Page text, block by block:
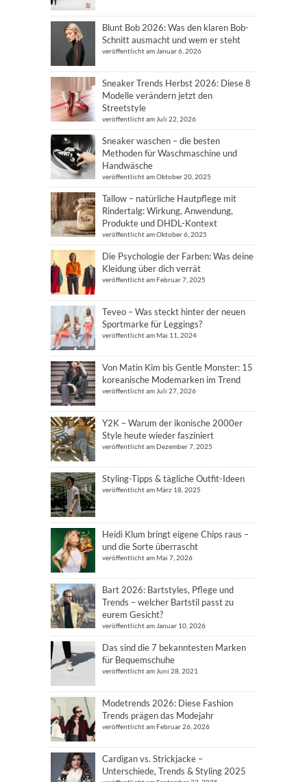
Blunt Bob 2026: Was den klaren Bob-
Schnitt ausmacht und wem er steht
veröffentlicht am Januar 6, 2026
Sneaker Trends Herbst 2026: Diese 8
Modelle verändern jetzt den
Streetstyle
veröffentlicht am Juli 22, 2026
Sneaker waschen – die besten
Methoden für Waschmaschine und
Handwäsche
veröffentlicht am Oktober 20, 2025
Tallow – natürliche Hautpflege mit
Rindertalg: Wirkung, Anwendung,
Produkte und DHDL-Kontext
veröffentlicht am Oktober 6, 2025
Die Psychologie der Farben: Was deine
Kleidung über dich verrät
veröffentlicht am Februar 7, 2025
Teveo – Was steckt hinter der neuen
Sportmarke für Leggings?
veröffentlicht am Mai 11, 2024
Von Matin Kim bis Gentle Monster: 15
koreanische Modemarken im Trend
veröffentlicht am Juli 27, 2026
Y2K – Warum der ikonische 2000er
Style heute wieder fasziniert
veröffentlicht am Dezember 7, 2025
Styling-Tipps & tägliche Outfit-Ideen
veröffentlicht am März 18, 2025
Heidi Klum bringt eigene Chips raus –
und die Sorte überrascht
veröffentlicht am Mai 7, 2026
Bart 2026: Bartstyles, Pflege und
Trends – welcher Bartstil passt zu
eurem Gesicht?
veröffentlicht am Januar 10, 2026
Das sind die 7 bekanntesten Marken
für Bequemschuhe
veröffentlicht am Juni 28, 2021
Modetrends 2026: Diese Fashion
Trends prägen das Modejahr
veröffentlicht am Februar 26, 2026
Cardigan vs. Strickjacke –
Unterschiede, Trends & Styling 2025